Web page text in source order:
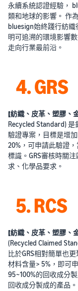
永續系統認證經驗，
類和地球的影響。 作
bluesign始終踐行紡
明可追溯的環境影響
走向行業最前沿。
4. GRS
【紡織、皮革、塑膠、
Recycled Standard)
驗證專案，目標是增
20%，可申請此驗證
標識。GRS審核時關
求、化學品要求。
5. RCS
【紡織、皮革、塑膠、
(Recycled Claimed
比於GRS相對簡單也
材料含量> 5%，即可
95~100%的回收成分
回收成分製成的產品。